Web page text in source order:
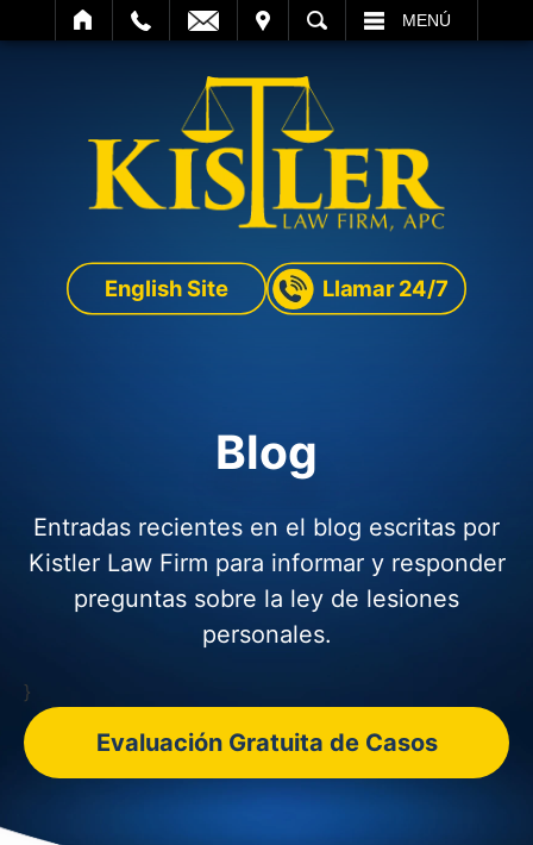
BUSCAR MENÚ
English Site Llamar 24/7
Blog
Entradas recientes en el blog escritas por
Kistler Law Firm para informar yresponder
preguntas sobre la ley de lesiones
personales.
}
Evaluación Gratuita de Casos